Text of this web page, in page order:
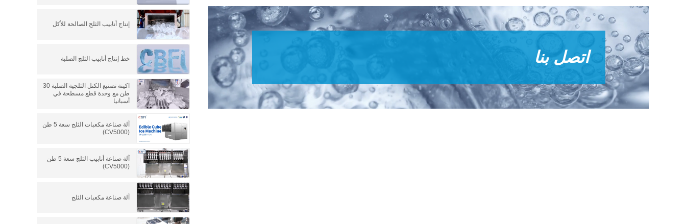
اتصل بنا
إنتاج أنابيب الثلج الصالحة للأكل
خط إنتاج أنابيب الثلج الصلبة
اكينة تصنيع الكتل الثلجية الصلبة 30
طن مع وحدة قطع مسطحة في
أسبانيا
آلة صناعة مكعبات الثلج سعة 5 طن
(CV5000)
آلة صناعة أنابيب الثلج سعة 5 طن
(CV5000)
آلة صناعة مكعبات الثلج